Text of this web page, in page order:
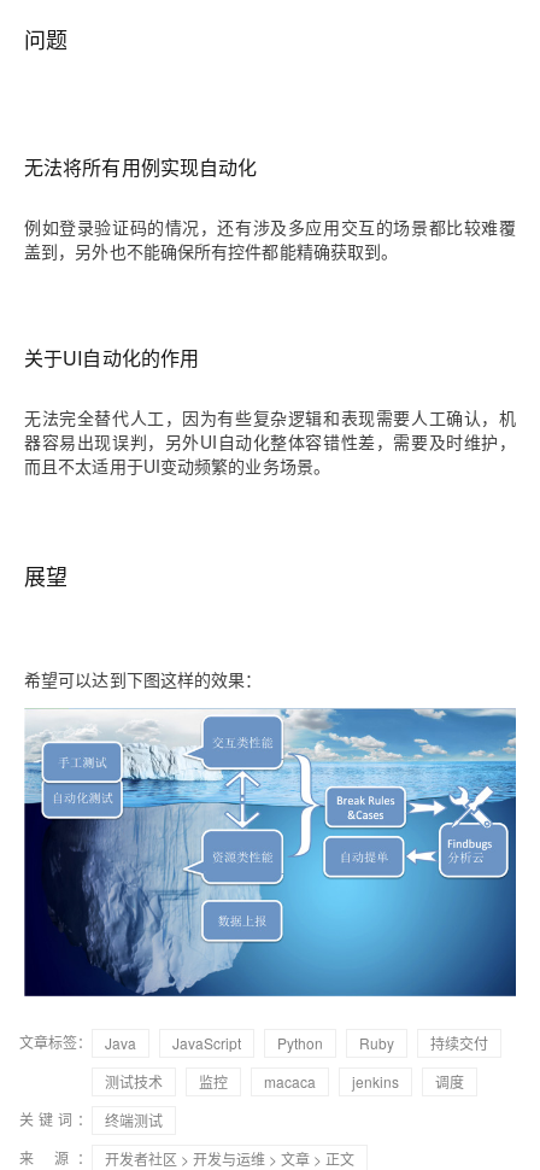
问题
无法将所有用例实现自动化
例如登录验证码的情况，还有涉及多应用交互的场景都比较难覆
盖到，另外也不能确保所有控件都能精确获取到。
关于UI自动化的作用
无法完全替代人工，因为有些复杂逻辑和表现需要人工确认，机
器容易出现误判，另外UI自动化整体容错性差，需要及时维护，
而且不太适用于UI变动频繁的业务场景。
展望
希望可以达到下图这样的效果：
文章标签： Java JavaScript Python Ruby
持续交付
测试技术
监控 macaca jenkins
调度
关键词：
终端测试
来 源：
开发者社区 > 开发与运维 > 文章 > 正文